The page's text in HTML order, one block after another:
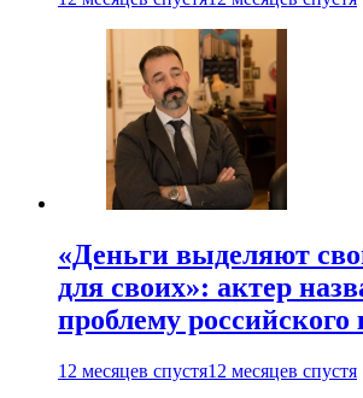
«Деньги выделяют
для своих»: актер
проблему российского
12 месяцев спустя12 месяцев спустя